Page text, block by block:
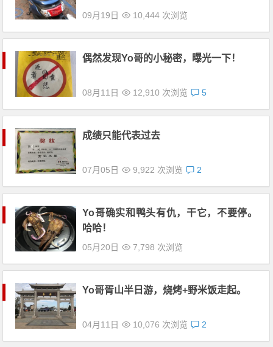
09月19日 10,444 次浏览
偶然发现Yo哥的小秘密，曝光一下！
08月11日 12,910 次浏览 5
成绩只能代表过去
07月05日 9,922 次浏览 2
Yo哥确实和鸭头有仇，干它，不要停。
哈哈！
05月20日 7,798 次浏览
Yo哥胥山半日游，烧烤+野米饭走起。
04月11日 10,076 次浏览 2